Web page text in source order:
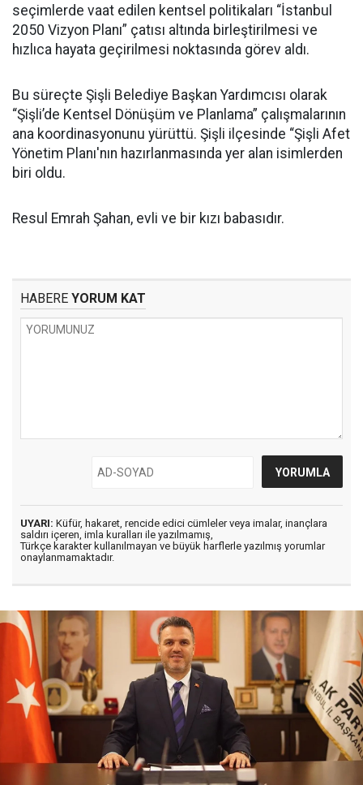
seçimlerde vaat edilen kentsel politikaları “İstanbul
2050 Vizyon Planı” çatısı altında birleştirilmesi ve
hızlıca hayata geçirilmesi noktasında görev aldı.
Bu süreçte Şişli Belediye Başkan Yardımcısı olarak
“Şişli’de Kentsel Dönüşüm ve Planlama” çalışmalarının
ana koordinasyonunu yürüttü. Şişli ilçesinde “Şişli Afet
Yönetim Planı'nın hazırlanmasında yer alan isimlerden
biri oldu.
Resul Emrah Şahan, evli ve bir kızı babasıdır.
HABERE YORUM KAT
UYARI: Küfür, hakaret, rencide edici cümleler veya imalar, inançlara
saldırı içeren, imla kuralları ile yazılmamış,
Türkçe karakter kullanılmayan ve büyük harflerle yazılmış yorumlar
onaylanmamaktadır.